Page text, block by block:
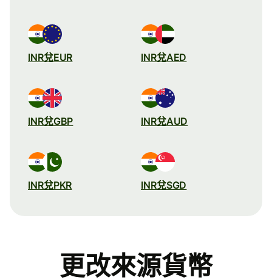
INR兌EUR INR兌AED
INR兌GBP INR兌AUD
INR兌PKR INR兌SGD
更改來源貨幣